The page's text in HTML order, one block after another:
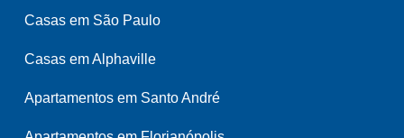
Casas em São Paulo
Casas em Alphaville
Apartamentos em Santo André